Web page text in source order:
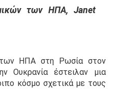
των ΗΠΑ, Janet
ΗΠΑ στη Ρωσία στον
Ουκρανία έστειλαν μια
κόσμο σχετικά με τους